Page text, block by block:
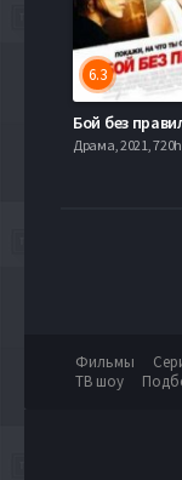
6.3
Бой без
Драма, 2021,
Фильмы
ТВ шоу